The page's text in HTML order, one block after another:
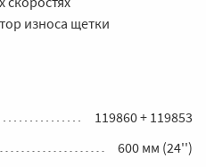
износа щетки
119860 + 119853
600 мм (24'')